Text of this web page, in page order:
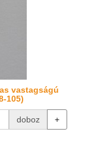
vastagságú
105)
doboz +